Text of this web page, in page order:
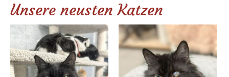
Unsere neusten Katzen